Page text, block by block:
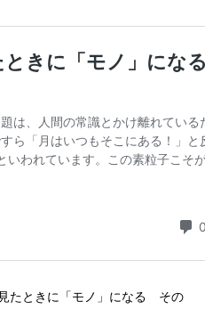
たときに「モノ」になる その